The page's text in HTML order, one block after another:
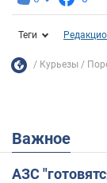
Теги
Курьезы
Важное
АЗС